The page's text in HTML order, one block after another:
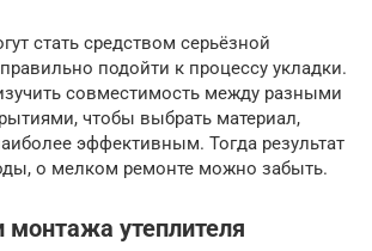
стать средством серьёзной
подойти к процессу укладки.
совместимость между разными
чтобы выбрать материал,
эффективным. Тогда результат
о мелком ремонте можно забыть.
монтажа утеплителя